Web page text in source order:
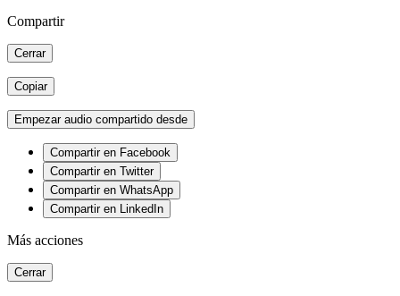
Compartir
Cerrar
Copiar
Empezar audio compartido desde
Compartir en Facebook
Compartir en Twitter
Compartir en WhatsApp
Compartir en LinkedIn
Más acciones
Cerrar